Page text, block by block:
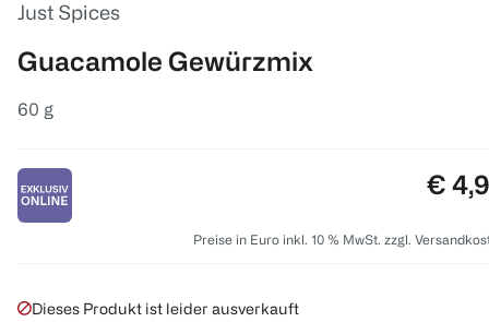
Just Spices
Guacamole Gewürzmix
60 g
€
Preise in Euro inkl. 10 % MwSt. zzgl.
Dieses Produkt ist leider ausverkauft